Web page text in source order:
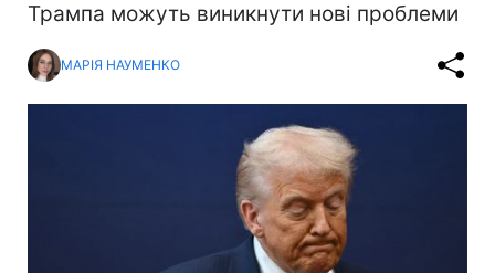
Трампа можуть виникнути нові проблеми
МАРІЯ НАУМЕНКО